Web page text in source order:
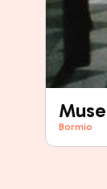
Bormio